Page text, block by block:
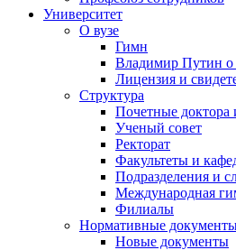
Университет
О вузе
Гимн
Владимир Путин
Лицензия и
Структура
Почетные доктора
Ученый совет
Ректорат
Факультеты и
Подразделения и
Международная
Филиалы
Нормативные
Новые документы